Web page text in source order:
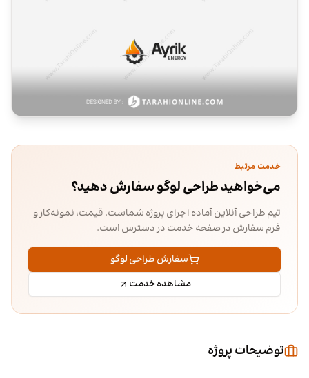
خدمت مرتبط
می‌خواهید طراحی لوگو سفارش دهید؟
تیم طراحی آنلاین آماده اجرای پروژه شماست. قیمت، نمونه‌کار و
فرم سفارش در صفحه خدمت در دسترس است.
سفارش طراحی لوگو
مشاهده خدمت
توضیحات پروژه